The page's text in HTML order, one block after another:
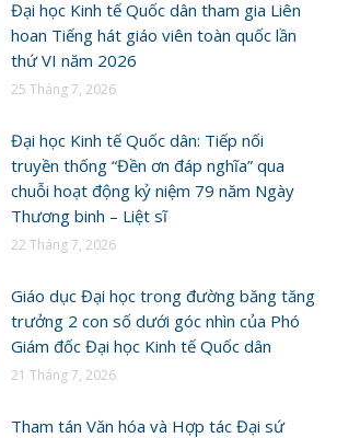
Đại học Kinh tế Quốc dân tham gia Liên
hoan Tiếng hát giáo viên toàn quốc lần
thứ VI năm 2026
25 Tháng 7, 2026
Đại học Kinh tế Quốc dân: Tiếp nối
truyền thống “Đền ơn đáp nghĩa” qua
chuỗi hoạt động kỷ niệm 79 năm Ngày
Thương binh – Liệt sĩ
22 Tháng 7, 2026
Giáo dục Đại học trong đường băng tăng
trưởng 2 con số dưới góc nhìn của Phó
Giám đốc Đại học Kinh tế Quốc dân
21 Tháng 7, 2026
Tham tán Văn hóa và Hợp tác Đại sứ